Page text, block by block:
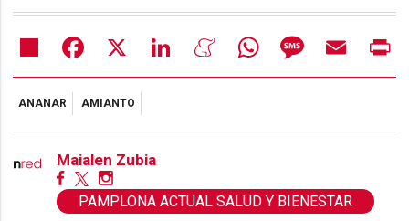
Share Facebook LinkedIn MeneameWhatsAppMessageEmail
ANANAR AMIANTO
Maialen Zubia
PAMPLONA ACTUAL SALUD Y BIENESTAR